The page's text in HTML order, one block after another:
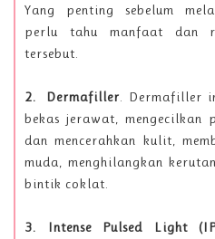
Yang penting sebelum
perlu tahu manfaat dan
tersebut.
2. Dermafiller. Dermafiller
bekas jerawat, mengecilkan
dan mencerahkan kulit,
muda, menghilangkan
bintik coklat.
3. Intense Pulsed Light